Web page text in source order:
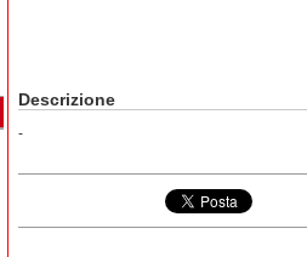
Descrizione
-